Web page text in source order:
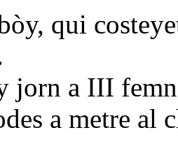
qui
jorn a III
a metre al